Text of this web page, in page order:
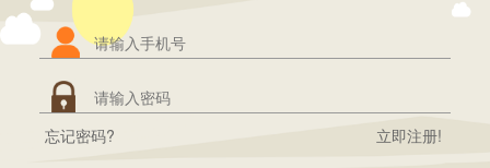
忘记密码? 立即注册!